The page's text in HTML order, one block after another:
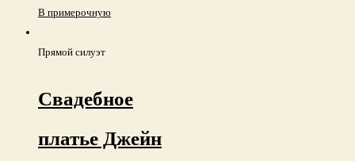
В примерочную
Прямой силуэт
Свадебное
платье Джейн